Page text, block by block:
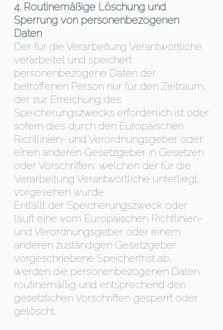
4. Routinemäßige Löschung und
Sperrung von personenbezogenen
Daten
Der für die Verarbeitung Verantwortliche
verarbeitet und speichert
personenbezogene Daten der
betroffenen Person nur für den Zeitraum,
der zur Erreichung des
Speicherungszwecks erforderlich ist oder
sofern dies durch den Europäischen
Richtlinien- und Verordnungsgeber oder
einen anderen Gesetzgeber in Gesetzen
oder Vorschriften, welchen der für die
Verarbeitung Verantwortliche unterliegt,
vorgesehen wurde.
Entfällt der Speicherungszweck oder
läuft eine vom Europäischen Richtlinien-
und Verordnungsgeber oder einem
anderen zuständigen Gesetzgeber
vorgeschriebene Speicherfrist ab,
werden die personenbezogenen Daten
routinemäßig und entsprechend den
gesetzlichen Vorschriften gesperrt oder
gelöscht.